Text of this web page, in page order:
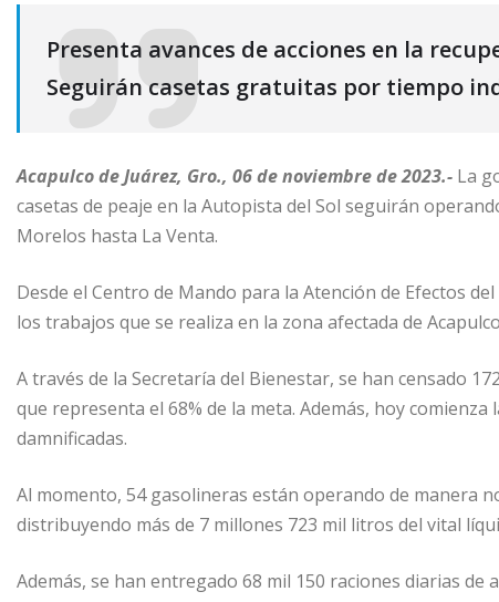
Presenta avances de acciones en la
Seguirán casetas gratuitas por tiempo
Acapulco de Juárez, Gro., 06 de noviembre de 2023.- La
casetas de peaje en la Autopista del Sol seguirán
Morelos hasta La Venta.
Desde el Centro de Mando para la Atención de Efectos
los trabajos que se realiza en la zona afectada de
A través de la Secretaría del Bienestar, se han censado
que representa el 68% de la meta. Además, hoy
damnificadas.
Al momento, 54 gasolineras están operando de manera
distribuyendo más de 7 millones 723 mil litros del vital
Además, se han entregado 68 mil 150 raciones diarias